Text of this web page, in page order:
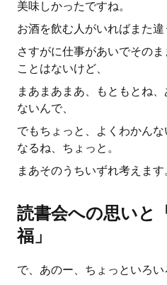
美味しかったですね。
お酒を飲む人がいればまた違
さすがに仕事があいでその
ことはないけど、
まあまあまあ、もともとね
ないんで、
でもちょっと、よくわかん
なるね、ちょっと。
まあそのうちいずれ考えます
読書会への思いと
福」
で、あのー、ちょっといろい